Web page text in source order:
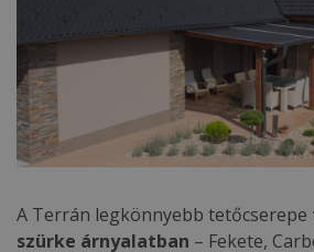
A Terrán legkönnyebb tetőcserepe
szürke árnyalatban – Fekete,